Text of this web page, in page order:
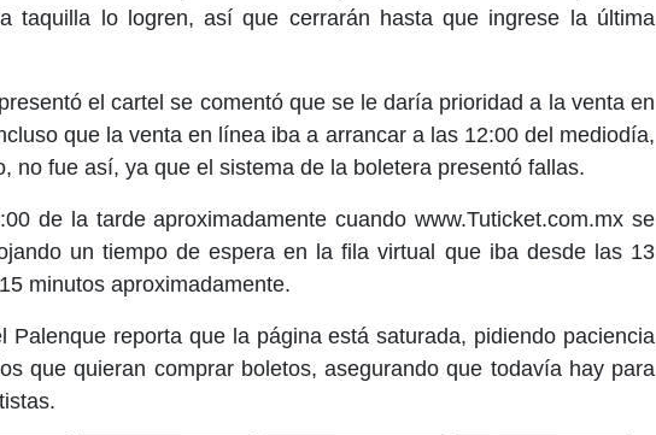
taquilla lo logren, así que cerrarán hasta que ingrese la última
el cartel se comentó que se le daría prioridad a la venta en
que la venta en línea iba a arrancar a las 12:00 del mediodía,
no fue así, ya que el sistema de la boletera presentó fallas.
de la tarde aproximadamente cuando www.Tuticket.com.mx se
un tiempo de espera en la fila virtual que iba desde las 13
minutos aproximadamente.
Palenque reporta que la página está saturada, pidiendo paciencia
que quieran comprar boletos, asegurando que todavía hay para